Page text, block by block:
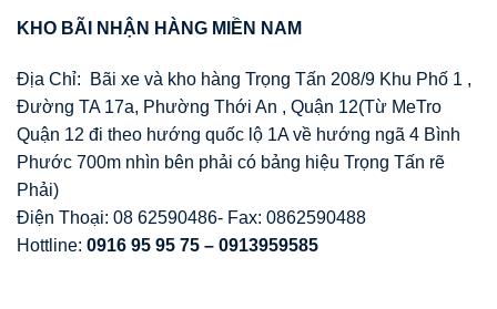
KHO BÃI NHẬ N HÀNG MI Ề N NAM
Địa Chỉ: Bãi xe và kho hàng Trọng Tấn 208/9 Khu Phố 1 ,
Đường TA 17a, Phường Thới An , Quận 12(Từ MeTro
Quận 12 đi theo hướng quốc lộ 1A về hướng ngã 4 Bình
Phước 700m nhìn bên phải có bảng hiệu Trọng Tấn rẽ
Phải)
Điện Thoại: 08 62590486- Fax: 0862590488
Hottline: 0916 95 95 75 – 0913959585